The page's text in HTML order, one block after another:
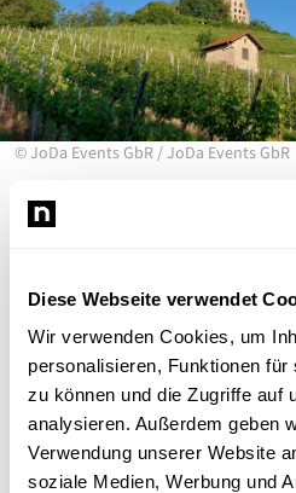
Diese Webseite verwendet
Wir verwenden Cookies, um
personalisieren, Funktionen
zu können und die Zugriffe auf
analysieren. Außerdem geben
Verwendung unserer Website
soziale Medien, Werbung und
©JoDa Events GbR/JoDa Events GbR
JoDa Events
Die Event Agentur in
Wer sicher gehen möchte,
Erfolg wird, überlässt die
JoDa Events spezialisiert sich
und Eventkonzeption in der
Neckar.